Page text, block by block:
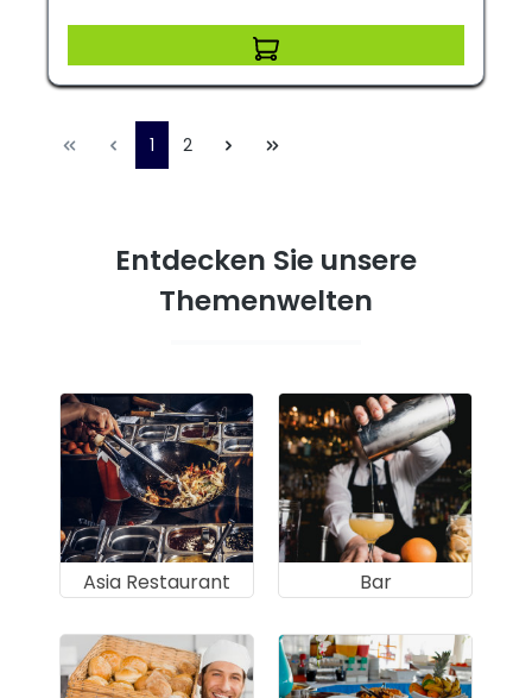
1 2
Entdecken Sie unsere
Themenwelten
Asia Restaurant Bar